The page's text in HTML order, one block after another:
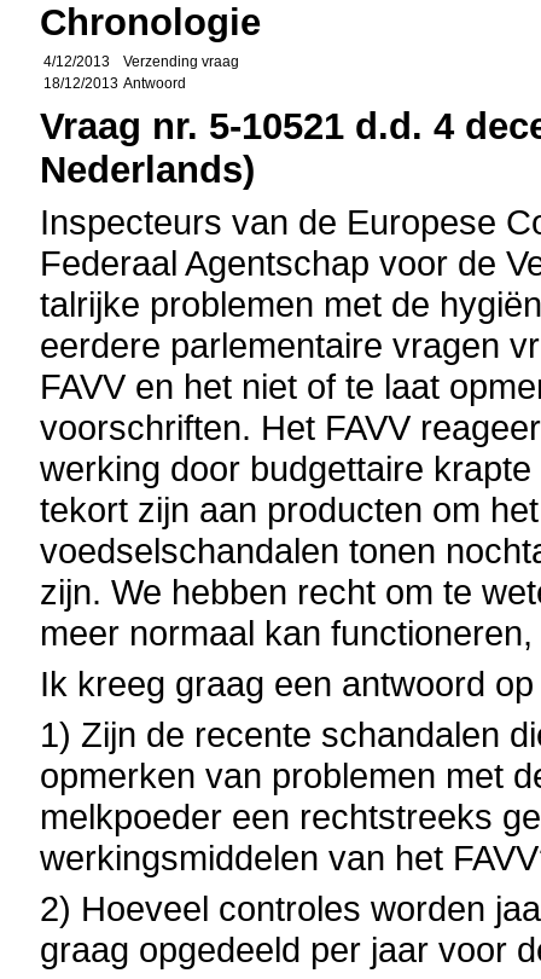
Chronologie
4/12/2013
Verzending vraag
18/12/2013 Antwoord
Vraag nr. 5-10521 d.d. 4
Nederlands)
Inspecteurs van de Europese
Federaal Agentschap voor de
talrijke problemen met de
eerdere parlementaire vragen
FAVV en het niet of te laat
voorschriften. Het FAVV
werking door budgettaire
tekort zijn aan producten om
voedselschandalen tonen
zijn. We hebben recht om te
meer normaal kan
Ik kreeg graag een antwoord
1) Zijn de recente schandalen
opmerken van problemen met
melkpoeder een rechtstreeks
werkingsmiddelen van het
2) Hoeveel controles worden
graag opgedeeld per jaar voor